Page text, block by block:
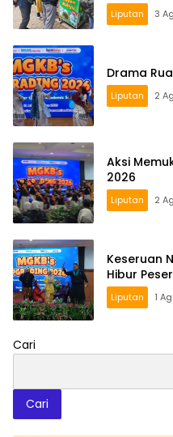
Liputan 3
Drama
Liputan 2
Aksi
2026
Liputan 2
Keseruan
Hibur
Liputan 1
Cari
Cari